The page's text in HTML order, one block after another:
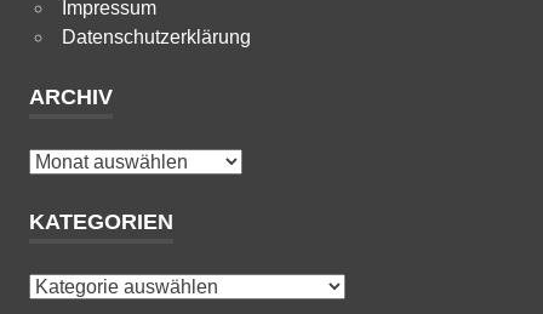
Impressum
Datenschutzerklärung
ARCHIV
Archiv
KATEGORIEN
Kategorien